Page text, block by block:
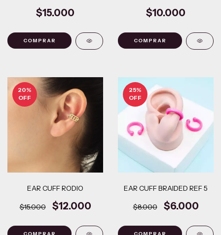
$15.000
COMPRAR
$10.000
20%
OFF
EAR CUFF RODIO
$15.000 $12.000
25%
OFF
EAR CUFF BRAIDED REF 5
$8.000 $6.000